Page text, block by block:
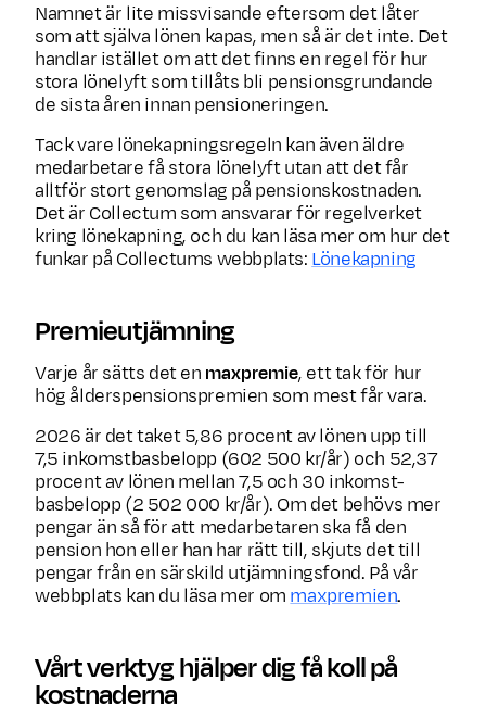
Namnet är lite missvisande eftersom det låter
som att själva lönen kapas, men så är det inte. Det
handlar istället om att det finns en regel för hur
stora lönelyft som tillåts bli pensionsgrundande
de sista åren innan pensioneringen.
Tack vare lönekapningsregeln kan även äldre
medarbetare få stora lönelyft utan att det får
alltför stort genomslag på pensionskostnaden.
Det är Collectum som ansvarar för regelverket
kring lönekapning, och du kan läsa mer om hur det
funkar på Collectums webbplats:Lönekapning
Premieutjämning
Varje år sätts det en maxpremie, ett tak för hur
hög ålders­pensions­premien som mest får vara.
2026 är det taket 5,86 procent av lönen upp till
7,5 inkomst­basbelopp (602 500 kr/år) och 52,37
procent av lönen mellan 7,5 och 30 inkomst­
basbelopp (2 502 000 kr/år). Om det behövs mer
pengar än så för att medarbetaren ska få den
pension hon eller han har rätt till, skjuts det till
pengar från en särskild utjämningsfond. På vår
webbplats kan du läsa mer ommaxpremien.
Vårt verktyg hjälper dig få koll på
kostnaderna